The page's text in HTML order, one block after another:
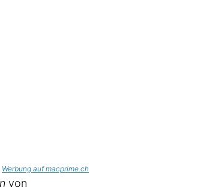
Werbung auf macprime.ch
von